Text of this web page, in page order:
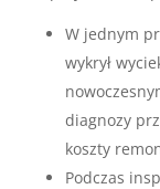
W jednym
wykrył
diagnozy
koszty
Podczas